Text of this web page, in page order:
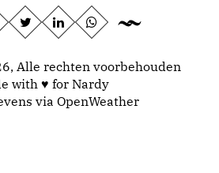
Alle rechten voorbehouden
with ♥ for Nardy
via OpenWeather